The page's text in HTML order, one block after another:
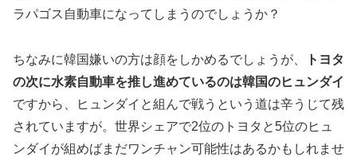
ラパゴス自動車になってしまうのでしょうか？
ちなみに韓国嫌いの方は顔をしかめるでしょうが、
トヨタ
の次に水素自動車を推し進めているのは韓国のヒュンダイ
ですから、ヒュンダイと組んで戦うという道は辛うじて残
されていますが。世界シェアで2位のトヨタと5位のヒュ
ンダイが組めばまだワンチャン可能性はあるかもしれませ